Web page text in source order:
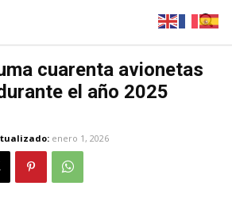
cuarenta avionetas
el año 2025
enero 1, 2026